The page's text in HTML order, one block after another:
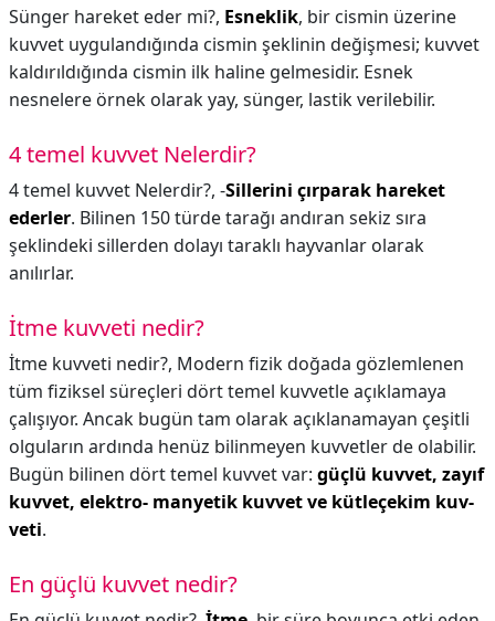
Sünger hareket eder mi?, Esneklik, bir cismin üzerine
kuvvet uygulandığında cismin şeklinin değişmesi; kuvvet
kaldırıldığında cismin ilk haline gelmesidir. Esnek
nesnelere örnek olarak yay, sünger, lastik verilebilir.
4 temel kuvvet Nelerdir?
4 temel kuvvet Nelerdir?, -Sillerini çırparak hareket
ederler. Bilinen 150 türde tarağı andıran sekiz sıra
şeklindeki sillerden dolayı taraklı hayvanlar olarak
anılırlar.
İtme kuvveti nedir?
İtme kuvveti nedir?, Modern fizik doğada gözlemlenen
tüm fiziksel süreçleri dört temel kuvvetle açıklamaya
çalışıyor. Ancak bugün tam olarak açıklanamayan çeşitli
olguların ardında henüz bilinmeyen kuvvetler de olabilir.
Bugün bilinen dört temel kuvvet var: güçlü kuvvet, zayıf
kuvvet, elektro- manyetik kuvvet ve kütleçekim kuv-
veti.
En güçlü kuvvet nedir?